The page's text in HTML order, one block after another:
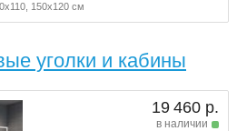
150x120 см
уголки и кабины
19 460 р.
в наличии